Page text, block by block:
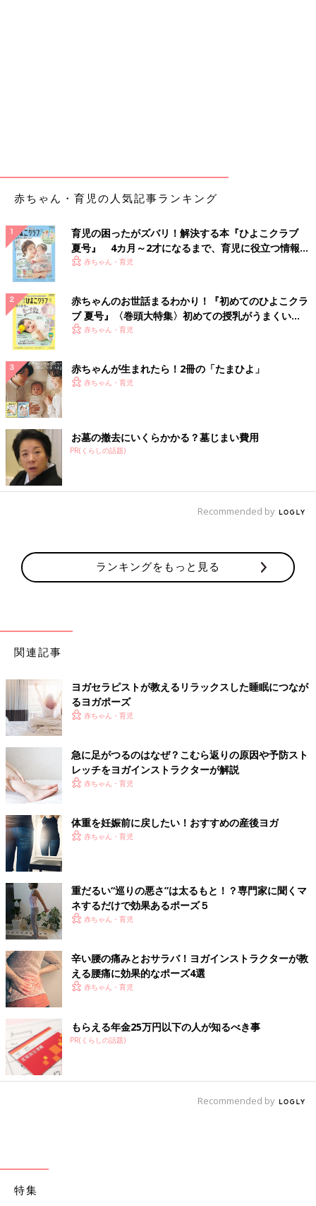
赤ちゃん・育児の人気記事ランキング
育児の困ったがズバリ！解決する本『ひよこクラブ
夏号』 4カ月～2才になるまで、育児に役立つ情報が
いっぱい！
赤ちゃん・育児
赤ちゃんのお世話まるわかり！『初めてのひよこクラ
ブ 夏号』〈巻頭大特集〉初めての授乳がうまくい
く！ おっぱい・ミルクの基本と夏のトラブル 解決テ
赤ちゃん・育児
赤ちゃんが生まれたら！2冊の「たまひよ」
赤ちゃん・育児
お墓の撤去にいくらかかる？墓じまい費用
PR(くらしの話題)
Recommended by
ランキングをもっと見る
関連記事
ヨガセラピストが教えるリラックスした睡眠につなが
るヨガポーズ
赤ちゃん・育児
急に足がつるのはなぜ？こむら返りの原因や予防スト
レッチをヨガインストラクターが解説
赤ちゃん・育児
体重を妊娠前に戻したい！おすすめの産後ヨガ
赤ちゃん・育児
重だるい“巡りの悪さ”は太るもと！？専門家に聞くマ
ネするだけで効果あるポーズ５
赤ちゃん・育児
辛い腰の痛みとおサラバ！ヨガインストラクターが教
える腰痛に効果的なポーズ4選
赤ちゃん・育児
もらえる年金25万円以下の人が知るべき事
PR(くらしの話題)
Recommended by
特集